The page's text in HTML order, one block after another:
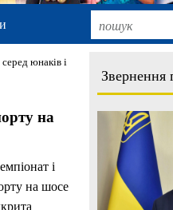
Звернення
юнаків і
на
і
на шосе